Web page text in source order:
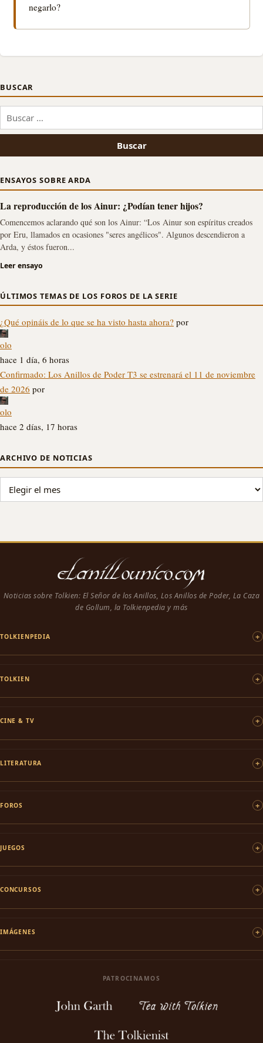
negarlo?
BUSCAR
Buscar:
ENSAYOS SOBRE ARDA
La reproducción de los Ainur: ¿Podían tener hijos?
Comencemos aclarando qué son los Ainur: “Los Ainur son espíritus creados
por Eru, llamados en ocasiones "seres angélicos". Algunos descendieron a
Arda, y éstos fueron...
Leer ensayo
ÚLTIMOS TEMAS DE LOS FOROS DE LA SERIE
¿Qué opináis de lo que se ha visto hasta ahora? por
olo
hace 1 día, 6 horas
Confirmado: Los Anillos de Poder T3 se estrenará el 11 de noviembre
de 2026 por
olo
hace 2 días, 17 horas
ARCHIVO DE NOTICIAS
ARCHIVO DE NOTICIAS
Noticias sobre Tolkien: El Señor de los Anillos, Los Anillos de Poder, La Caza
de Gollum, la Tolkienpedia y más
TOLKIENPEDIA
TOLKIEN
CINE & TV
LITERATURA
FOROS
JUEGOS
CONCURSOS
IMÁGENES
PATROCINAMOS